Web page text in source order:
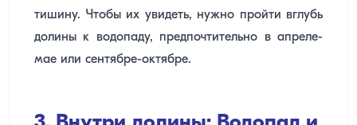
тишину. Чтобы их увидеть, нужно пройти вглубь
долины к водопаду, предпочтительно в апреле-
мае или сентябре-октябре.